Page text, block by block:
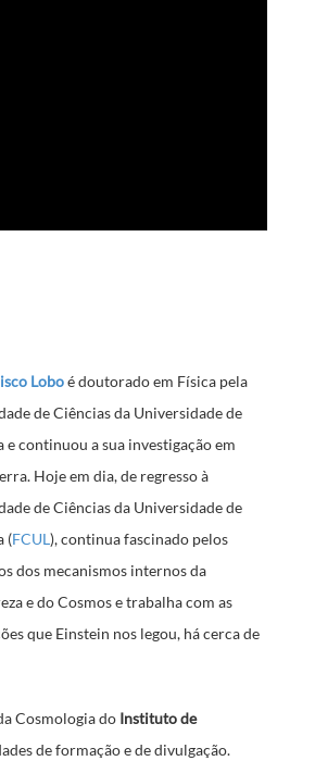
Loboé doutorado em Física pela
de Ciências da Universidade de
e continuou a sua investigação em
Hoje em dia, de regresso à
de Ciências da Universidade de
(FCUL), continua fascinado pelos
dos mecanismos internos da
e do Cosmos e trabalha com as
que Einstein nos legou, há cerca de
Cosmologia do Instituto de
de formação e de divulgação.